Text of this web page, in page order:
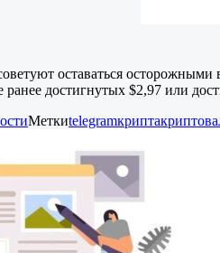
оставаться
достигнутых $2,97 или
Меткиtelegramкрипта